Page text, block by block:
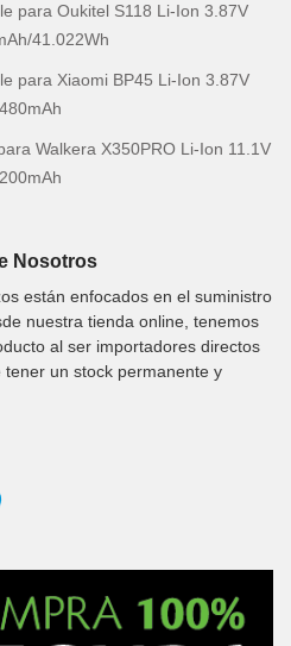
para Oukitel S118 Li-Ion 3.87V
41.022Wh
para Xiaomi BP45 Li-Ion 3.87V
Walkera X350PRO Li-Ion 11.1V
Nosotros
están enfocados en el suministro
nuestra tienda online, tenemos
al ser importadores directos
un stock permanente y